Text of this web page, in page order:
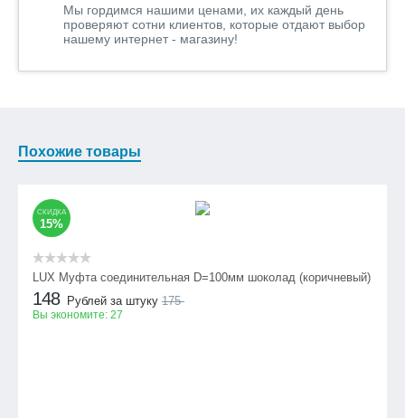
Мы гордимся нашими ценами, их каждый день
проверяют сотни клиентов, которые отдают выбор
нашему интернет - магазину!
Похожие товары
СКИДКА
15%
LUX Муфта соединительная D=100мм шоколад (коричневый)
148 Рублей за штуку 175
Вы экономите: 27